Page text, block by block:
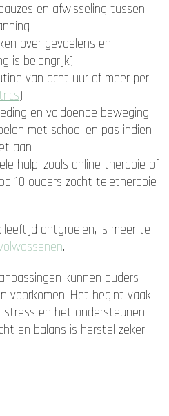
en afwisseling tussen
over gevoelens en
is belangrijk)
van acht uur of meer per
)
en voldoende beweging
met school en pas indien
aan
hulp, zoals online therapie of
10 ouders zocht teletherapie
ontgroeien, is meer te
.
kunnen ouders
voorkomen. Het begint vaak
en het ondersteunen
en balans is herstel zeker